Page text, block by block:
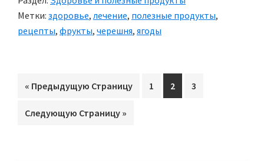
Метки: здоровье, лечение, полезные продукты,
рецепты, фрукты, черешня, ягоды
« Перейти
Предыдущую Страницу
Перейти
1
Перейти
на
2
Перейти
3
Перейти
Следующую Страницу »